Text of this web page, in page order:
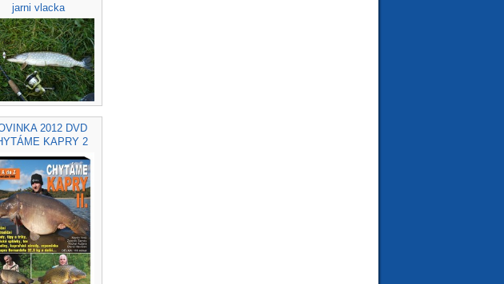
jarni vlacka
2012 DVD
KAPRY 2